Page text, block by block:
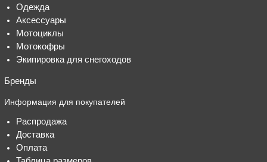
Одежда
Аксессуары
Мотоциклы
Мотокофры
Экипировка для снегоходов
Бренды
Информация для покупателей
Распродажа
Доставка
Оплата